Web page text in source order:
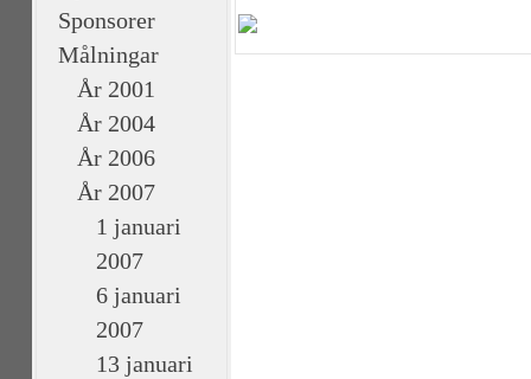
Sponsorer
Målningar
År 2001
År 2004
År 2006
År 2007
1 januari
2007
6 januari
2007
13 januari